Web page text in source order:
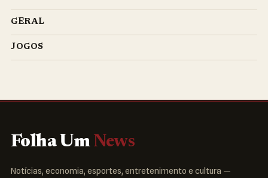
GERAL
JOGOS
Folha Um News
Notícias, economia, esportes, entretenimento e cultura —